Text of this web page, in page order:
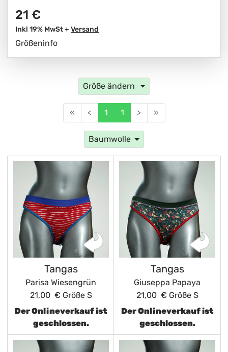
21 €
Inkl 19% MwSt + Versand
Größeninfo
Größe ändern
« < 1 1 > »
Baumwolle
Tangas
Parisa Wiesengrün
21,00 € Größe S
Der Onlineverkauf ist
geschlossen.
Tangas
Giuseppa Papaya
21,00 € Größe S
Der Onlineverkauf ist
geschlossen.